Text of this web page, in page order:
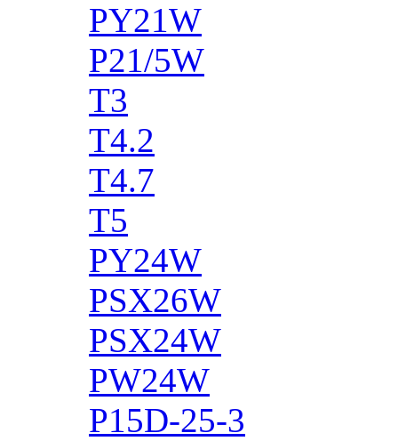
PY21W
P21/5W
T3
T4.2
T4.7
T5
PY24W
PSX26W
PSX24W
PW24W
P15D-25-3